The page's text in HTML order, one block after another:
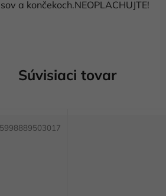
a končekoch.NEOPLACHUJTE!
Súvisiaci tovar
5998889503017